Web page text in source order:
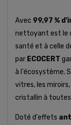
Avec 99,97 %
nettoyant est le
santé et à celle
par ECOCERT
à l'écosystème.
vitres, les
cristallin à
Doté d'effets